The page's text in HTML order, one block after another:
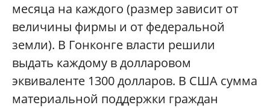
месяца на каждого (размер зависит от
величины фирмы и от федеральной
земли). В Гонконге власти решили
выдать каждому в долларовом
эквиваленте 1300 долларов. В США сумма
материальной поддержки граждан